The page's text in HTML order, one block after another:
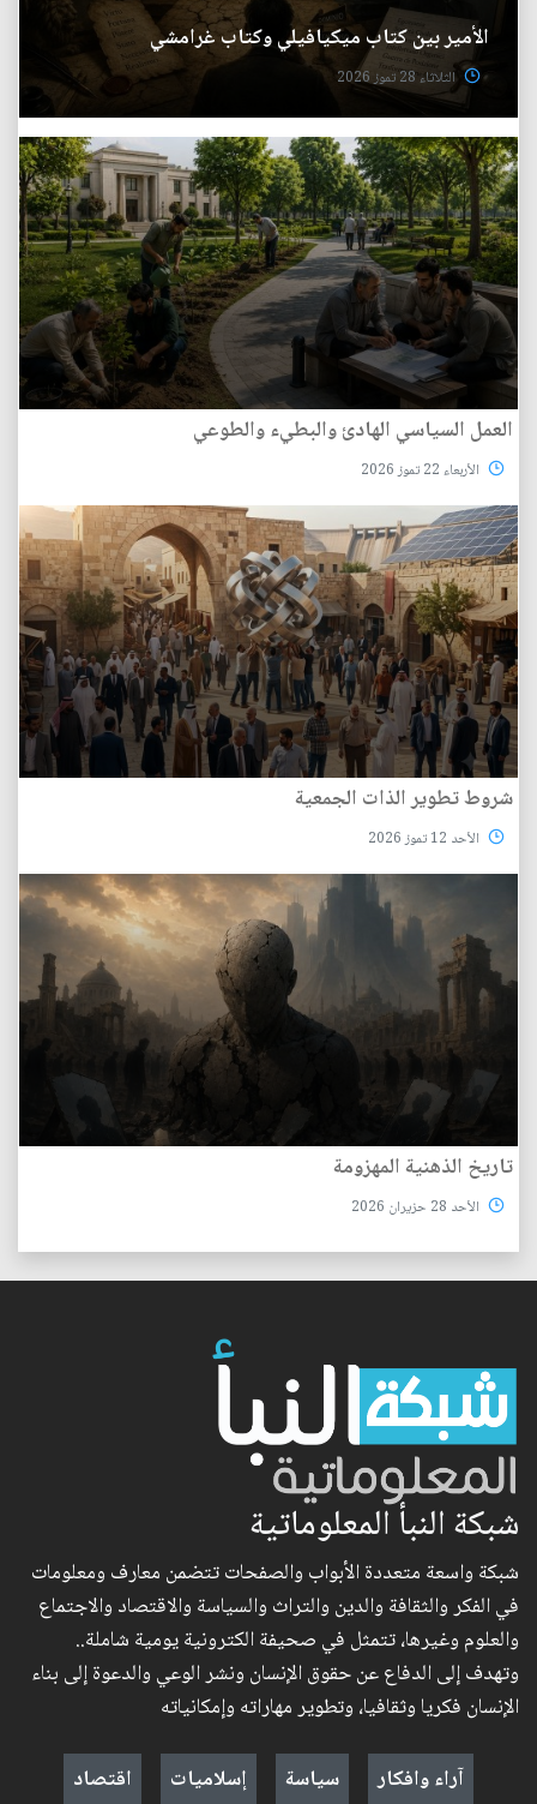
الأمير بين كتاب ميكيافيلي وكتاب غرامشي
الثلاثاء 28 تموز 2026
العمل السياسي الهادئ والبطيء والطوعي
الأربعاء 22 تموز 2026
شروط تطوير الذات الجمعية
الأحد 12 تموز 2026
تاريخ الذهنية المهزومة
الأحد 28 حزيران 2026
شبكة النبأ المعلوماتية
شبكة واسعة متعددة الأبواب والصفحات تتضمن معارف ومعلومات
في الفكر والثقافة والدين والتراث والسياسة والاقتصاد والاجتماع
والعلوم وغيرها، تتمثل في صحيفة الكترونية يومية شاملة..
وتهدف إلى الدفاع عن حقوق الإنسان ونشر الوعي والدعوة إلى بناء
الإنسان فكريا وثقافيا، وتطوير مهاراته وإمكانياته
آراء وافكار
سياسة إسلاميات اقتصاد